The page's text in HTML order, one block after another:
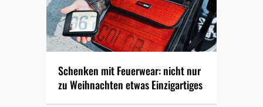
Schenken mit Feuerwear: nicht nur
zu Weihnachten etwas Einzigartiges